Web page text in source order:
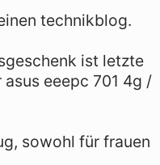
technikblog.
ist letzte
eeepc 701 4g /
sowohl für frauen